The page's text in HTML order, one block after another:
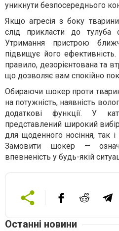
уникнути безпосереднього
Якщо агресія з боку
слід прикласти до
Утримання пристрою
підвищує його
правило, дезорієнтована та
що дозволяє вам спокійно
Обираючи шокер проти
на потужність, наявність
додаткові функції. У
представлений широкий
для щоденного носіння, так
Замовити шокер —
впевненість у будь-якій
Останні новини